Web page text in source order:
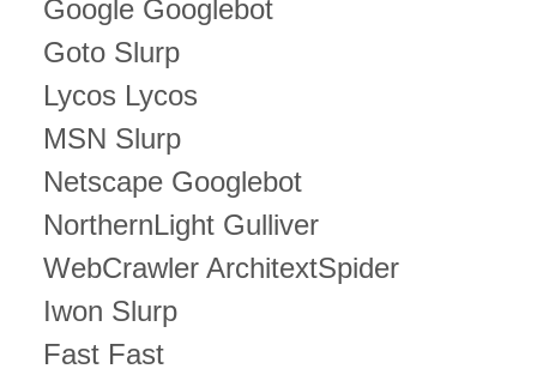
Google Googlebot
Goto Slurp
Lycos Lycos
MSN Slurp
Netscape Googlebot
NorthernLight Gulliver
WebCrawler ArchitextSpider
Iwon Slurp
Fast Fast